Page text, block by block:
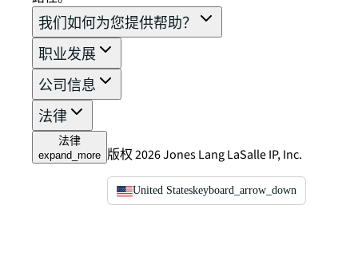
我们如何为您提供帮助？
职业发展
公司信息
法律
法律
expand_more 版权 2026 Jones Lang LaSalle IP, Inc.
United Stateskeyboard_arrow_down